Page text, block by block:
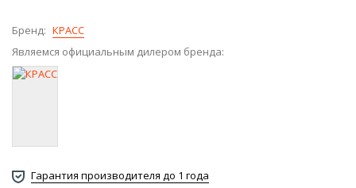
Бренд: КРАСС
Являемся официальным дилером бренда:
Гарантия производителя до 1 года